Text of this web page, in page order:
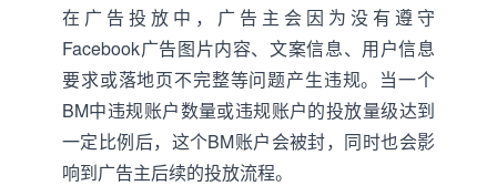
在广告投放中，广告主会因为没有遵守
Facebook广告图片内容、文案信息、用户信息
要求或落地页不完整等问题产生违规。当一个
BM中违规账户数量或违规账户的投放量级达到
一定比例后，这个BM账户会被封，同时也会影
响到广告主后续的投放流程。